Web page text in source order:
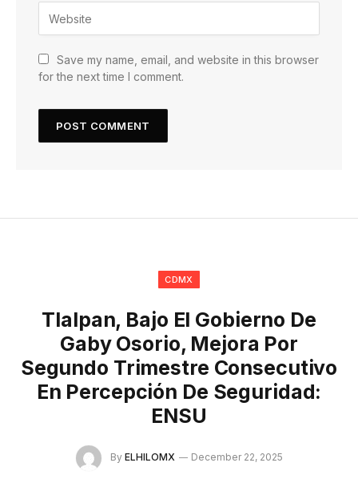
Save my name, email, and website in this browser
for the next time I comment.
CDMX
Tlalpan, Bajo El Gobierno De
Gaby Osorio, Mejora Por
Segundo Trimestre Consecutivo
En Percepción De Seguridad:
ENSU
By ELHILOMX December 22, 2025